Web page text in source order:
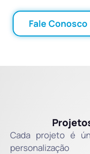
Fale Conosco
Cada projeto é
personalização